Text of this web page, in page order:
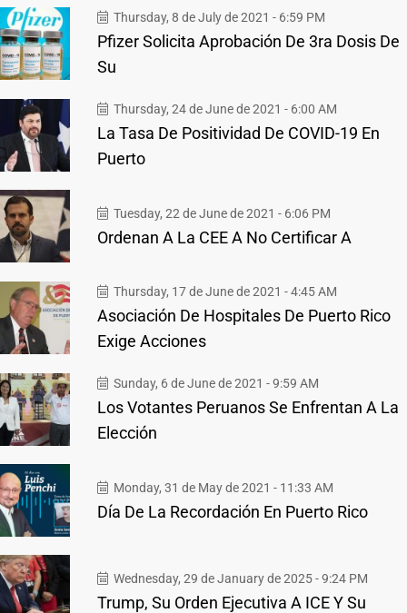
Thursday, 8 de July de 2021 - 6:59 PM
Pfizer Solicita Aprobación De 3ra Dosis De
Su
Thursday, 24 de June de 2021 - 6:00 AM
La Tasa De Positividad De COVID-19 En
Puerto
Tuesday, 22 de June de 2021 - 6:06 PM
Ordenan A La CEE A No Certificar A
Thursday, 17 de June de 2021 - 4:45 AM
Asociación De Hospitales De Puerto Rico
Exige Acciones
Sunday, 6 de June de 2021 - 9:59 AM
Los Votantes Peruanos Se Enfrentan A La
Elección
Monday, 31 de May de 2021 - 11:33 AM
Día De La Recordación En Puerto Rico
Wednesday, 29 de January de 2025 - 9:24 PM
Trump, Su Orden Ejecutiva A ICE Y Su